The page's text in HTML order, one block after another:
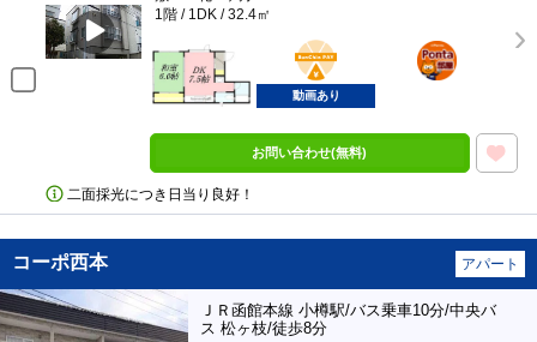
1階 / 1DK / 32.4㎡
BunChinPAY
ポンタ
部屋
動画あり
お問い合わせ(無料)
二面採光につき日当り良好！
コーポ西本 アパート
ＪＲ函館本線 小樽駅/バス乗車10分/中央バ
ス 松ヶ枝/徒歩8分